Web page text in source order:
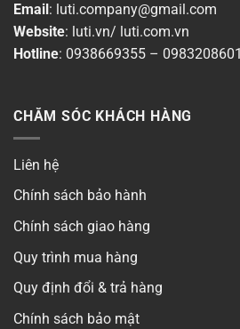
Email : luti.company@gmail.com
Website: luti.vn/ luti.com.vn
Hotline: 0938669355 – 0983208601
CHĂM SÓC KHÁCH HÀNG
Liên hệ
Chính sách bảo hành
Chính sách giao hàng
Quy trình mua hàng
Quy định đổi & trả hàng
Chính sách bảo mật